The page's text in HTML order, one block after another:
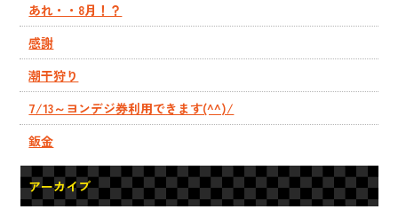
あれ・・8月！？
感謝
潮干狩り
7/13～ヨンデジ券利用できます(^^)/
鈑金
アーカイブ